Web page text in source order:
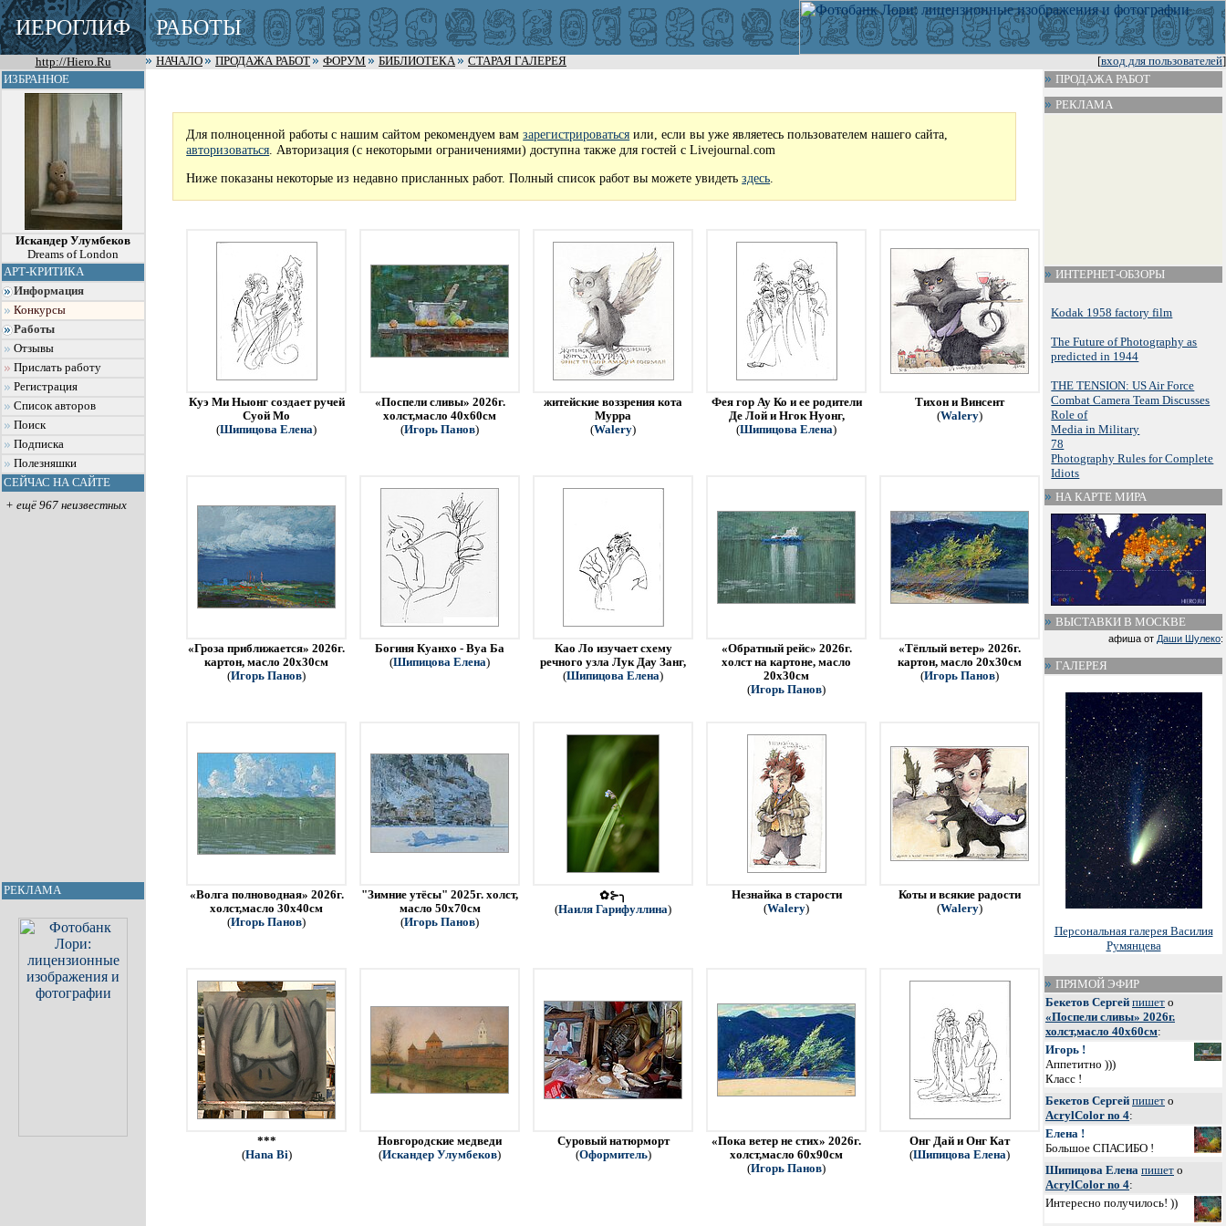
ИЕРОГЛИФ РАБОТЫ
http://Hiero.Ru [вход для пользователей]
НАЧАЛО ПРОДАЖА РАБОТ ФОРУМ БИБЛИОТЕКА
СТАРАЯ ГАЛЕРЕЯ
ИЗБРАННОЕ
Искандер Улумбеков
Dreams of London
АРТ-КРИТИКА
Информация
Конкурсы
Работы
Отзывы
Прислать работу
Регистрация
Список авторов
Поиск
Подписка
Полезняшки
СЕЙЧАС НА САЙТЕ
+ ещё 967 неизвестных
РЕКЛАМА
Для полноценной работы с нашим сайтом рекомендуем вамзарегистрироваться или, если вы уже являетесь пользователем нашего сайта,
авторизоваться . Авторизация (с некоторыми ограничениями) доступна также для гостей с Livejournal.com
Ниже показаны некоторые из недавно присланных работ. Полный список работ вы можете увидетьздесь.
Куэ Ми Ныонг создает ручей
Суой Мо
(Шипицова Елена)
«Поспели сливы» 2026г.
холст,масло 40х60см
(Игорь Панов)
житейские воззрения кота
Мурра
(Walery)
Фея гор Ау Ко и ее родители
Де Лой и Нгок Нуонг,
(Шипицова Елена)
Тихон и Винсент
(Walery)
«Гроза приближается» 2026г.
картон, масло 20х30см
(Игорь Панов)
Богиня Куанхо - Вуа Ба
(Шипицова Елена)
Као Ло изучает схему
речного узла Лук Дау Занг,
(Шипицова Елена)
«Обратный рейс» 2026г.
холст на картоне, масло
20х30см
(Игорь Панов)
«Тёплый ветер» 2026г.
картон, масло 20х30см
(Игорь Панов)
«Волга полноводная» 2026г.
холст,масло 30х40см
(Игорь Панов)
"Зимние утёсы" 2025г. холст,
масло 50х70см
(Игорь Панов)
✿⊱╮
(Наиля Гарифуллина)
Незнайка в старости
(Walery)
Коты и всякие радости
(Walery)
***
(Hana Bi)
Новгородские медведи
(Искандер Улумбеков)
Суровый натюрморт
(Оформитель)
«Пока ветер не стих» 2026г.
холст,масло 60х90см
(Игорь Панов)
Онг Дай и Онг Кат
(Шипицова Елена)
ПРОДАЖА РАБОТ
РЕКЛАМА
ИНТЕРНЕТ-ОБЗОРЫ
Kodak 1958 factory film
The Future of Photography as
predicted in 1944
THE TENSION: US Air Force
Combat Camera Team Discusses
Role of
Media in Military
78
Photography Rules for Complete
Idiots
НА КАРТЕ МИРА
ВЫСТАВКИ В МОСКВЕ
афиша от Даши Шулеко:
ГАЛЕРЕЯ
Персональная галерея Василия
Румянцева
ПРЯМОЙ ЭФИР
Бекетов Сергей пишет о
«Поспели сливы» 2026г.
холст,масло 40х60см:
Игорь !
Аппетитно )))
Класс !
Бекетов Сергей пишет о
AcrylColor no 4:
Елена !
Большое СПАСИБО !
Шипицова Елена пишет о
AcrylColor no 4:
Интересно получилось! ))